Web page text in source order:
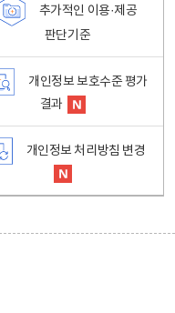
추가적인 이용·제공
판단기준
개인정보 보호수준 평가
결과
개인정보 처리방침 변경